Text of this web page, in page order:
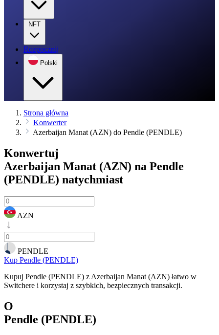
NFT
Rozpocznij
Polski
Strona główna
Konwerter
Azerbaijan Manat (AZN) do Pendle (PENDLE)
Konwertuj
Azerbaijan Manat (AZN) na Pendle
(PENDLE) natychmiast
AZN
PENDLE
Kup Pendle (PENDLE)
Kupuj Pendle (PENDLE) z Azerbaijan Manat (AZN) łatwo w
Switchere i korzystaj z szybkich, bezpiecznych transakcji.
O
Pendle (PENDLE)